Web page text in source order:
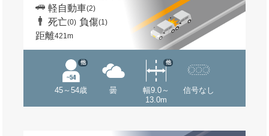
軽自動車(2)
死亡(0) 負傷(1)
距離421m
45～54歳
他
曇
幅9.0～
13.0m
他
信号なし